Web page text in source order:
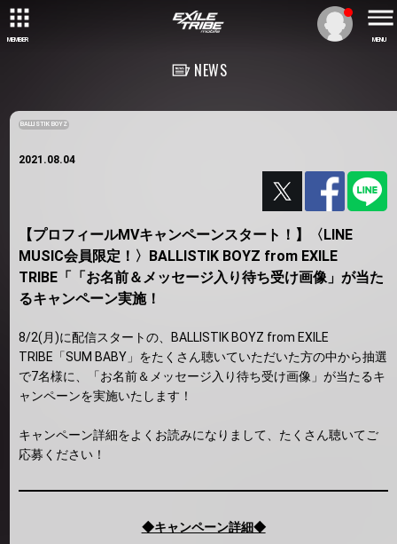
MEMBER MENU
NEWS
BALLISTIK BOYZ
2021.08.04
【プロフィールMVキャンペーンスタート！】〈LINE
MUSIC会員限定！〉BALLISTIK BOYZ from EXILE
TRIBE「「お名前＆メッセージ入り待ち受け画像」が当た
るキャンペーン実施！
8/2(月)に配信スタートの、BALLISTIK BOYZ from EXILE
TRIBE「SUM BABY」をたくさん聴いていただいた方の中から抽選
で7名様に、「お名前＆メッセージ入り待ち受け画像」が当たるキ
ャンペーンを実施いたします！
キャンペーン詳細をよくお読みになりまして、たくさん聴いてご
応募ください！
◆キャンペーン詳細◆